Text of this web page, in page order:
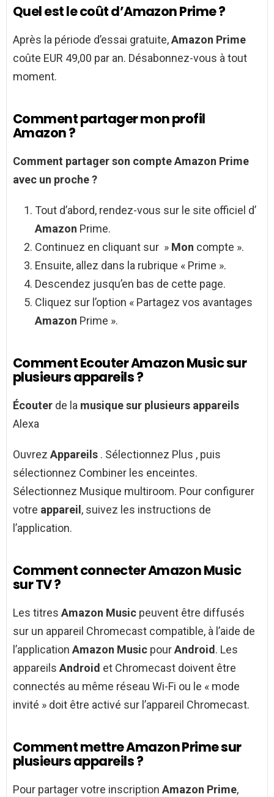
Quel est le coût d’Amazon Prime ?
Après la période d’essai gratuite,Amazon Prime
coûte EUR 49,00 par an. Désabonnez-vous à tout
moment.
Comment partager mon profil
Amazon ?
Comment partagerson compteAmazon Prime
avec un proche ?
Tout d’abord, rendez-vous sur le site officiel d’
Amazon Prime.
Continuez en cliquant sur » Mon compte ».
Ensuite, allez dans la rubrique « Prime ».
Descendez jusqu’en bas de cette page.
Cliquez sur l’option « Partagez vos avantages
Amazon Prime ».
Comment Ecouter Amazon Music sur
plusieurs appareils ?
Écouter de la musique sur plusieurs appareils
Alexa
Ouvrez Appareils . Sélectionnez Plus , puis
sélectionnez Combiner les enceintes.
Sélectionnez Musique multiroom. Pour configurer
votre appareil , suivez les instructions de
l’application.
Comment connecter Amazon Music
sur TV ?
Les titres Amazon Music peuvent être diffusés
sur un appareil Chromecast compatible, à l’aide de
l’application Amazon Music pourAndroid. Les
appareils Android et Chromecast doivent être
connectés au même réseau Wi-Fi ou le « mode
invité » doit être activé sur l’appareil Chromecast.
Comment mettre Amazon Prime sur
plusieurs appareils ?
Pour partager votre inscription Amazon Prime,